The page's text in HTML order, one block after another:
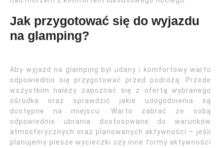
Jak przygotować się do wyjazdu
na glamping?
Aby wyjazd na glamping był udany i komfortowy warto
odpowiednio się przygotować przed podróżą. Przede
wszystkim należy zapoznać się z ofertą wybranego
ośrodka oraz sprawdzić jakie udogodnienia są
dostępne na miejscu. Warto zabrać ze sobą
odpowiednie ubrania dostosowane do warunków
atmosferycznych oraz planowanych aktywności – jeśli
planujemy piesze wycieczki czy inne formy aktywności